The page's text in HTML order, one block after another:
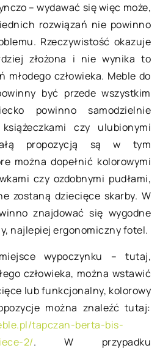
– wydawać się więc może,
rozwiązań nie powinno
Rzeczywistość okazuje
złożona i nie wynika to
młodego człowieka. Meble do
być przede wszystkim
powinno samodzielnie
czy ulubionymi
propozycją są w tym
można dopełnić kolorowymi
czy ozdobnymi pudłami,
zostaną dziecięce skarby. W
znajdować się wygodne
najlepiej ergonomiczny fotel.
wypoczynku – tutaj,
człowieka, można wstawić
lub funkcjonalny, kolorowy
można znaleźć tutaj:
tapczan-berta-bis-
2/. W przypadku